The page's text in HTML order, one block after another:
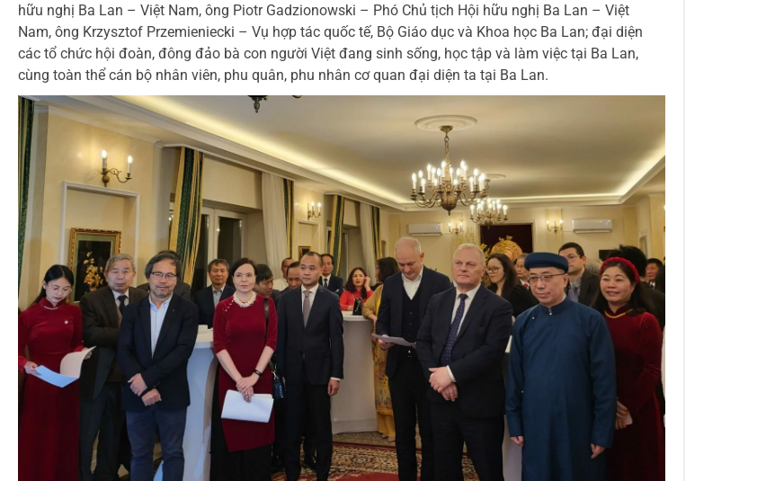
hữu nghị Ba Lan – Việt Nam, ông Piotr Gadzionowski – Phó Chủ tịch Hội hữu nghị Ba Lan – Việt
Nam, ông Krzysztof Przemieniecki – Vụ hợp tác quốc tế, Bộ Giáo dục và Khoa học Ba Lan; đại diện
các tổ chức hội đoàn, đông đảo bà con người Việt đang sinh sống, học tập và làm việc tại Ba Lan,
cùng toàn thể cán bộ nhân viên, phu quân, phu nhân cơ quan đại diện ta tại Ba Lan.